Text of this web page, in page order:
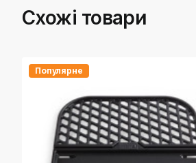
Схожі товари
Популярне